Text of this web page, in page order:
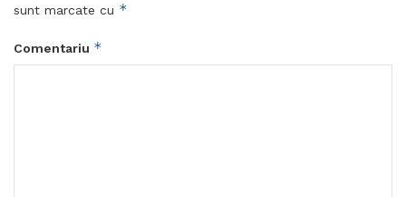
sunt marcate cu *
Comentariu *